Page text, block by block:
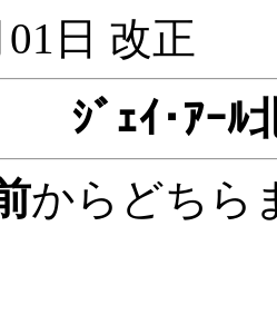
日 改正
ｼﾞｪｲ･ｱｰﾙ
からどちら